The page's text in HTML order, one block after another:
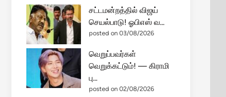
சட்டமன்றத்தில் விஜய்
செயல்பாடு! ஓபிஎஸ் வ...
posted on 03/08/2026
வெறுப்பவர்கள்
வெறுக்கட்டும்! — கிராமி
பு...
posted on 02/08/2026